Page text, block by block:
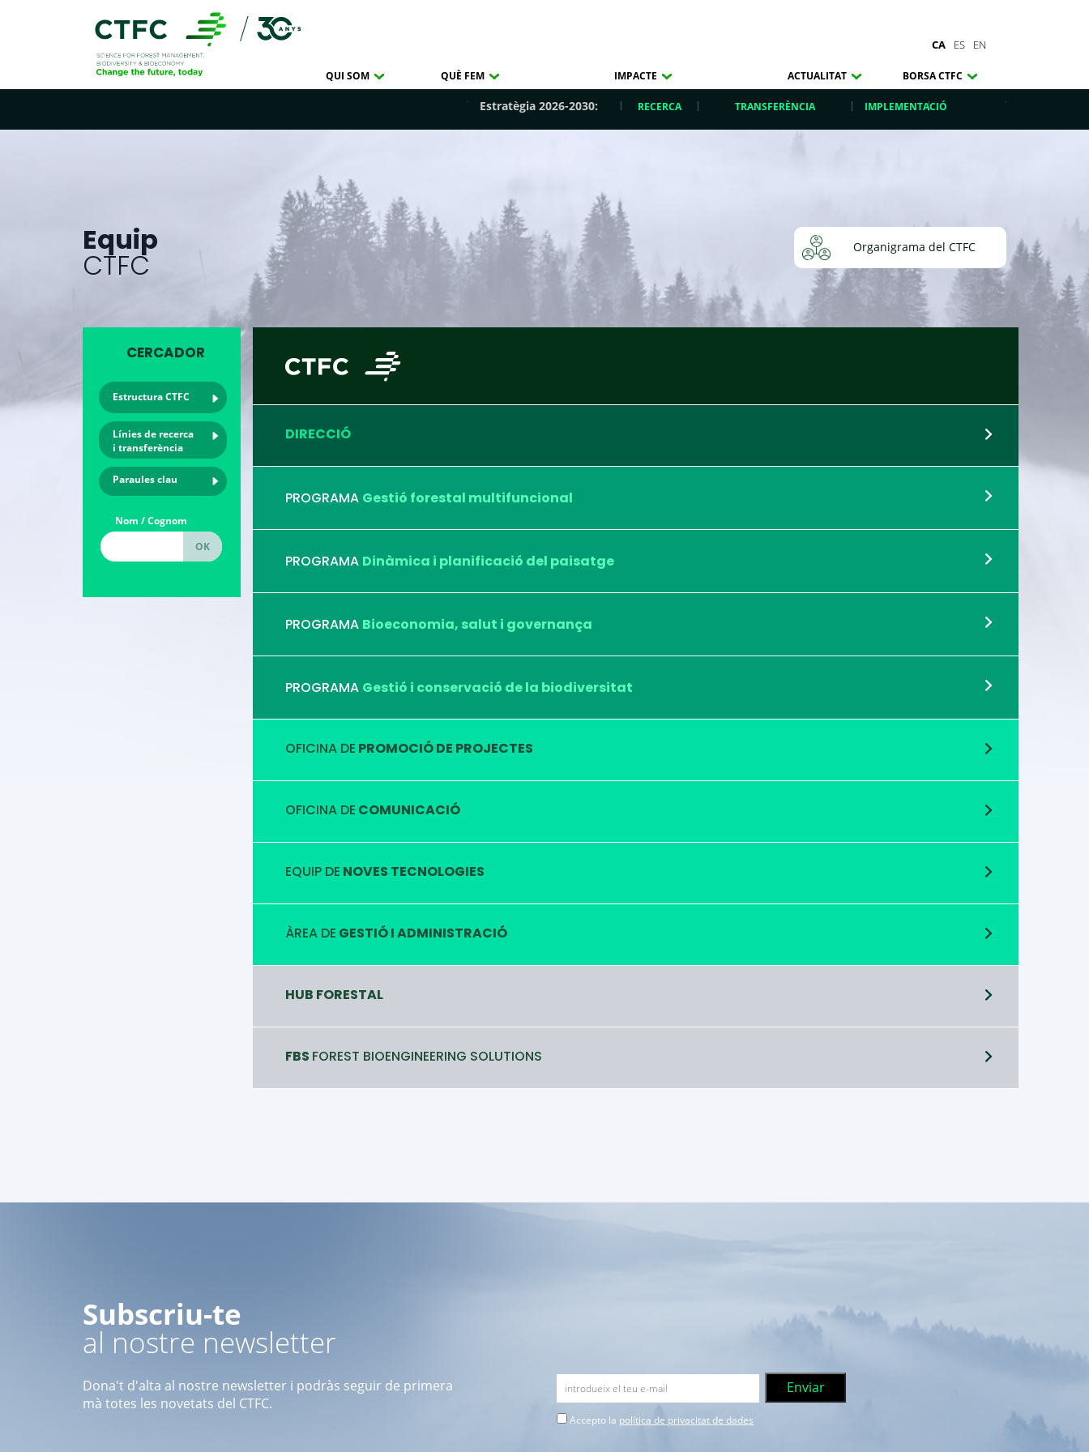
CA ES EN
QUI SOM QUÈ FEM IMPACTE ACTUALITAT BORSA CTFC
Estratègia 2026-2030: RECERCA TRANSFERÈNCIA IMPLEMENTACIÓ
Equip
CTFC
Organigrama del CTFC
CERCADOR
Estructura CTFC
Línies de recerca
i transferència
Paraules clau
Nom / Cognom
DIRECCIÓ
PROGRAMA Gestió forestal multifuncional
PROGRAMA Dinàmica i planificació del paisatge
PROGRAMA Bioeconomia, salut i governança
PROGRAMA Gestió i conservació de la biodiversitat
OFICINA DE PROMOCIÓ DE PROJECTES
OFICINA DE COMUNICACIÓ
EQUIP DE NOVES TECNOLOGIES
ÀREA DE GESTIÓ I ADMINISTRACIÓ
HUB FORESTAL
FBS FOREST BIOENGINEERING SOLUTIONS
Subscriu-te
al nostre newsletter
Dona't d'alta al nostre newsletter i podràs seguir de primera
mà totes les novetats del CTFC.
Accepto la política de privacitat de dades